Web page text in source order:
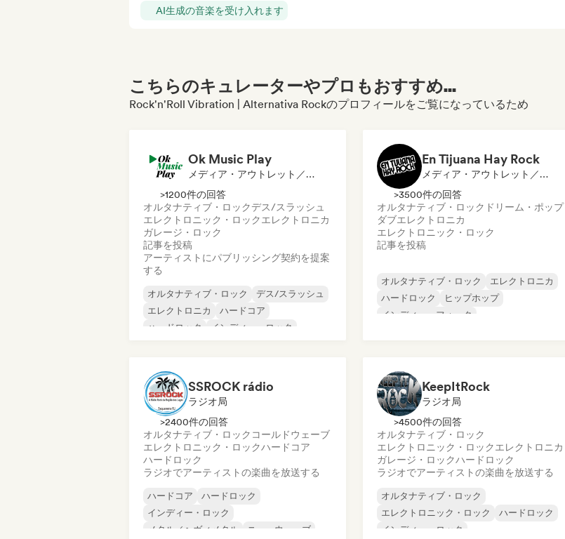
AI生成の音楽を受け入れます
こちらのキュレーターやプロもおすすめ...
Rock'n'Roll Vibration | Alternativa Rockのプロフィールをご覧になっているため
Ok Music Play
メディア・アウトレット／ジャーナリスト, 発行者
>1200件の回答
オルタナティブ・ロックデス/スラッシュ
エレクトロニック・ロックエレクトロニカ
ガレージ・ロック
記事を投稿
アーティストにパブリッシング契約を提案
する
オルタナティブ・ロック
デス/スラッシュ
エレクトロニカ
ハードコア
ハードロック
インディー・ロック
En Tijuana Hay Rock
メディア・アウトレット／ジャーナリスト
>3500件の回答
オルタナティブ・ロック ドリーム・ポップ
ダブエレクトロニカ
エレクトロニック・ロック
記事を投稿
オルタナティブ・ロック
エレクトロニカ
ハードロック
ヒップホップ
インディー・フォーク
SSROCK rádio
ラジオ局
>2400件の回答
オルタナティブ・ロック コールドウェーブ
エレクトロニック・ロックハードコア
ハードロック
ラジオでアーティストの楽曲を放送する
ハードコア
ハードロック
インディー・ロック
メタル／ヘヴィメタル
ニューウェーブ
KeepItRock
ラジオ局
>4500件の回答
オルタナティブ・ロック
エレクトロニック・ロックエレクトロニカ
ガレージ・ロックハードロック
ラジオでアーティストの楽曲を放送する
オルタナティブ・ロック
エレクトロニック・ロック
ハードロック
インディー・ロック